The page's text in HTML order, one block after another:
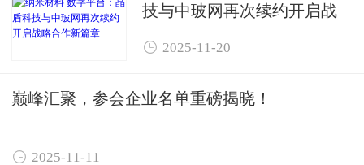
技与中玻网再次续约开启战
 2025-11-20
巅峰汇聚，参会企业名单重磅揭晓！
 2025-11-11